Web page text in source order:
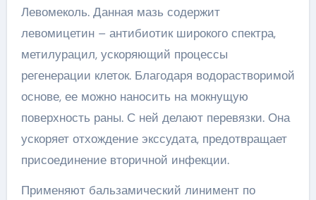
Левомеколь. Данная мазь содержит
левомицетин – антибиотик широкого спектра,
метилурацил, ускоряющий процессы
регенерации клеток. Благодаря водорастворимой
основе, ее можно наносить на мокнущую
поверхность раны. С ней делают перевязки. Она
ускоряет отхождение экссудата, предотвращает
присоединение вторичной инфекции.
Применяют бальзамический линимент по